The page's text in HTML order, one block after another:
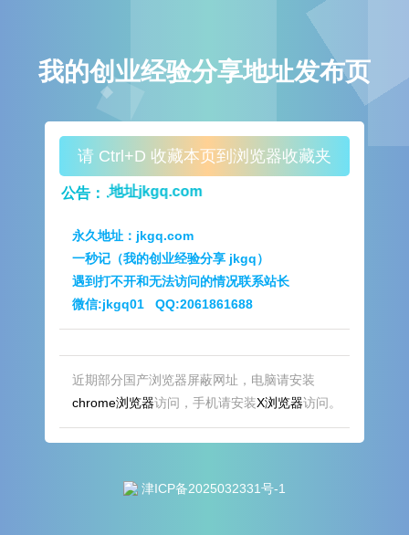
我的创业经验分享地址发布页
请 Ctrl+D 收藏本页到浏览器收藏夹
公告：
牢记永久地址jkgq.com
永久地址：jkgq.com
一秒记（我的创业经验分享 jkgq）
遇到打不开和无法访问的情况联系站长
微信:jkgq01QQ:2061861688
近期部分国产浏览器屏蔽网址，电脑请安装
chrome浏览器访问，手机请安装X浏览器访问。
津ICP备2025032331号-1